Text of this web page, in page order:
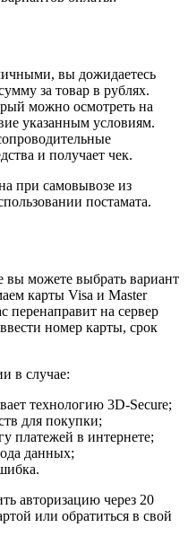
вы дожидаетесь
за товар в рублях.
можно осмотреть на
указанным условиям.
и получает чек.
при самовывозе из
постамата.
вы можете выбрать вариант
карты Visa и Master
перенаправит на сервер
номер карты, срок
в случае:
технологию 3D-Secure;
для покупки;
платежей в интернете;
данных;
авторизацию через 20
или обратиться в свой